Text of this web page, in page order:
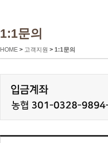
1:1문의
HOME > 고객지원 > 1:1문의